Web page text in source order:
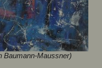
Baumann-Maussner)